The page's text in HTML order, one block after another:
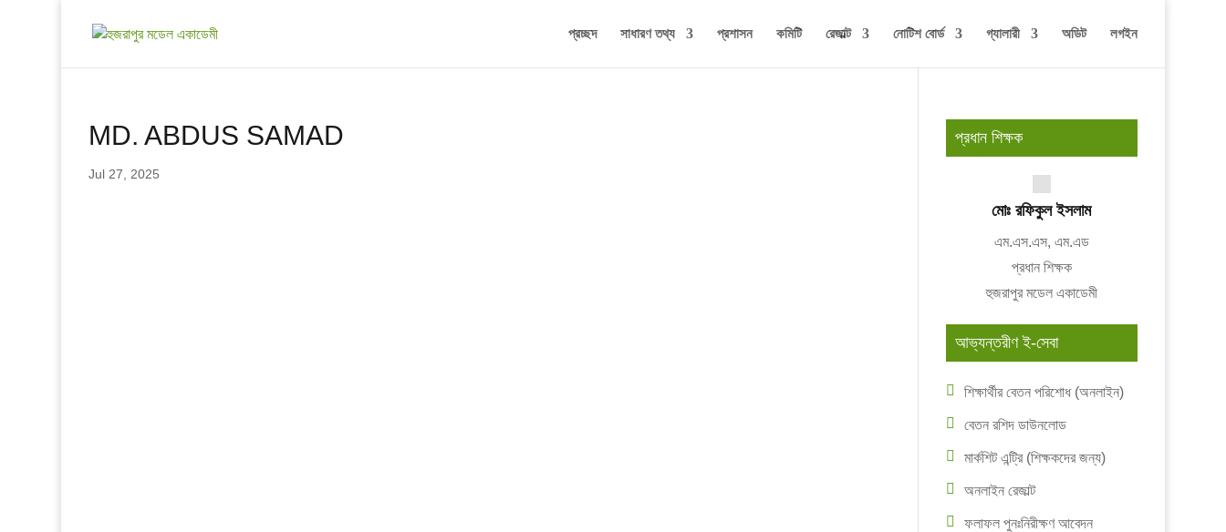
প্রচ্ছদ সাধারণ তথ্য প্রশাসন কমিটি রেজাল্ট নোটিশ বোর্ড গ্যালারী অডিট লগইন
MD. ABDUS SAMAD
Jul 27, 2025
প্রধান শিক্ষক
মোঃ রফিকুল ইসলাম
এম.এস.এস, এম.এড
প্রধান শিক্ষক
হুজরাপুর মডেল একাডেমী
আভ্যন্তরীণ ই-সেবা
শিক্ষার্থীর বেতন পরিশোধ (অনলাইন)
বেতন রশিদ ডাউনলোড
মার্কশিট এন্ট্রি (শিক্ষকদের জন্য)
অনলাইন রেজাল্ট
ফলাফল পুনঃনিরীক্ষণ আবেদন